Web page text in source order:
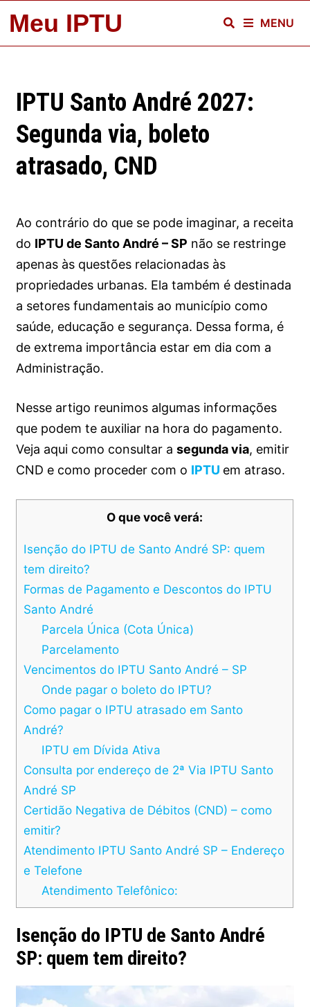
content
Meu IPTU MENU
IPTU Santo André 2027:
Segunda via, boleto
atrasado, CND
Ao contrário do que se pode imaginar, a receita
do IPTU de Santo André – SP não se restringe
apenas às questões relacionadas às
propriedades urbanas. Ela também é destinada
a setores fundamentais ao município como
saúde, educação e segurança. Dessa forma, é
de extrema importância estar em dia com a
Administração.
Nesse artigo reunimos algumas informações
que podem te auxiliar na hora do pagamento.
Veja aqui como consultar asegunda via, emitir
CND e como proceder com o IPTU em atraso.
O que você verá:
Isenção do IPTU de Santo André SP: quem
tem direito?
Formas de Pagamento e Descontos do IPTU
Santo André
Parcela Única (Cota Única)
Parcelamento
Vencimentos do IPTU Santo André – SP
Onde pagar o boleto do IPTU?
Como pagar o IPTU atrasado em Santo
André?
IPTU em Dívida Ativa
Consulta por endereço de 2ª Via IPTU Santo
André SP
Certidão Negativa de Débitos (CND) – como
emitir?
Atendimento IPTU Santo André SP – Endereço
e Telefone
Atendimento Telefônico:
Isenção do IPTU de Santo André
SP: quem tem direito?